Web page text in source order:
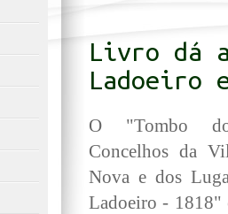
Livro dá
Ladoeiro
O "Tombo
Concelhos da
Nova e dos
Ladoeiro - 1818"